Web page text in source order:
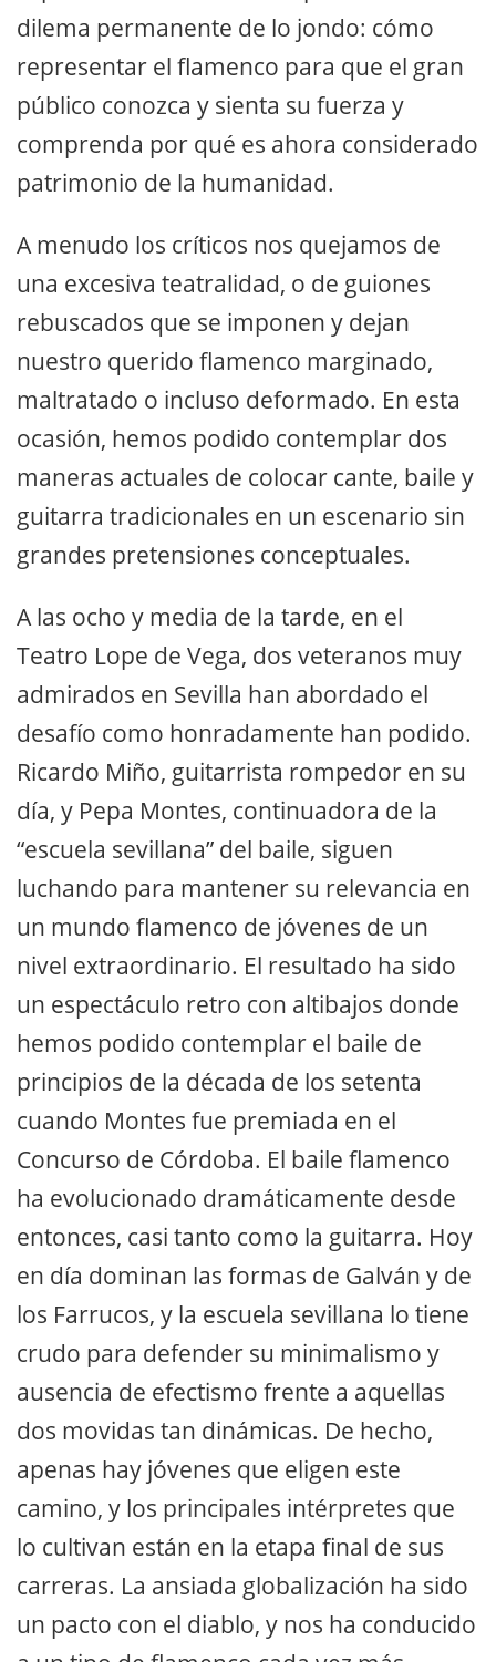
dilema permanente de lo jondo: cómo
representar el flamenco para que el gran
público conozca y sienta su fuerza y
comprenda por qué es ahora considerado
patrimonio de la humanidad.
A menudo los críticos nos quejamos de
una excesiva teatralidad, o de guiones
rebuscados que se imponen y dejan
nuestro querido flamenco marginado,
maltratado o incluso deformado. En esta
ocasión, hemos podido contemplar dos
maneras actuales de colocar cante, baile y
guitarra tradicionales en un escenario sin
grandes pretensiones conceptuales.
A las ocho y media de la tarde, en el
Teatro Lope de Vega, dos veteranos muy
admirados en Sevilla han abordado el
desafío como honradamente han podido.
Ricardo Miño, guitarrista rompedor en su
día, y Pepa Montes, continuadora de la
“escuela sevillana” del baile, siguen
luchando para mantener su relevancia en
un mundo flamenco de jóvenes de un
nivel extraordinario. El resultado ha sido
un espectáculo retro con altibajos donde
hemos podido contemplar el baile de
principios de la década de los setenta
cuando Montes fue premiada en el
Concurso de Córdoba. El baile flamenco
ha evolucionado dramáticamente desde
entonces, casi tanto como la guitarra. Hoy
en día dominan las formas de Galván y de
los Farrucos, y la escuela sevillana lo tiene
crudo para defender su minimalismo y
ausencia de efectismo frente a aquellas
dos movidas tan dinámicas. De hecho,
apenas hay jóvenes que eligen este
camino, y los principales intérpretes que
lo cultivan están en la etapa final de sus
carreras. La ansiada globalización ha sido
un pacto con el diablo, y nos ha conducido